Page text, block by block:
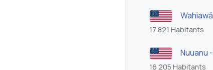
Wahiawā
17 821 Habitants
Nuuanu
16 205 Habitants